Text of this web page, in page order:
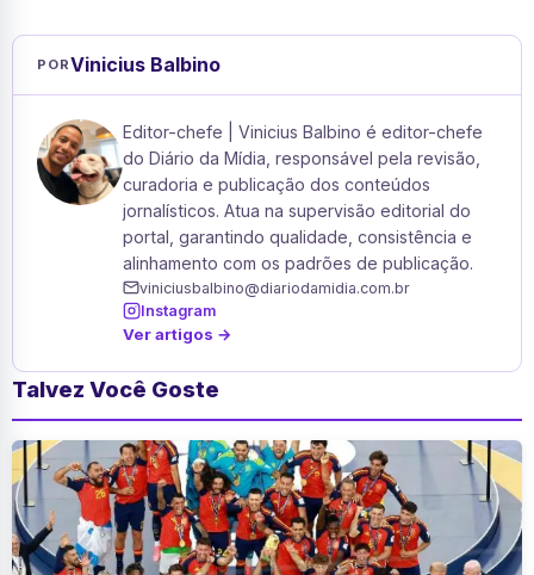
PORVinicius Balbino
Editor-chefe | Vinicius Balbino é editor-chefe
do Diário da Mídia, responsável pela revisão,
curadoria e publicação dos conteúdos
jornalísticos. Atua na supervisão editorial do
portal, garantindo qualidade, consistência e
alinhamento com os padrões de publicação.
viniciusbalbino@diariodamidia.com.br
Instagram
Ver artigos →
Talvez Você Goste